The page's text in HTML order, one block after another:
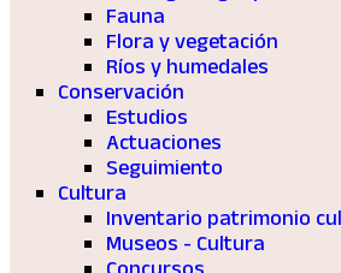
Fauna
Flora y vegetación
Ríos y humedales
Conservación
Estudios
Actuaciones
Seguimiento
Cultura
Inventario patrimonio
Museos - Cultura
Concursos